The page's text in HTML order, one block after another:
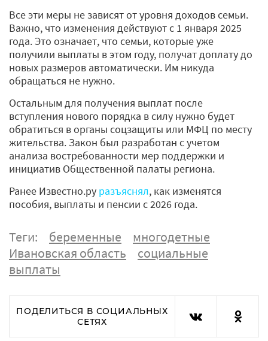
Все эти меры не зависят от уровня доходов семьи.
Важно, что изменения действуют с 1 января 2025
года. Это означает, что семьи, которые уже
получили выплаты в этом году, получат доплату до
новых размеров автоматически. Им никуда
обращаться не нужно.
Остальным для получения выплат после
вступления нового порядка в силу нужно будет
обратиться в органы соцзащиты или МФЦ по месту
жительства. Закон был разработан с учетом
анализа востребованности мер поддержки и
инициатив Общественной палаты региона.
Ранее Известно.ру разъяснял, как изменятся
пособия, выплаты и пенсии с 2026 года.
Теги: беременные
многодетные
Ивановская область
социальные
выплаты
ПОДЕЛИТЬСЯ В СОЦИАЛЬНЫХ
СЕТЯХ